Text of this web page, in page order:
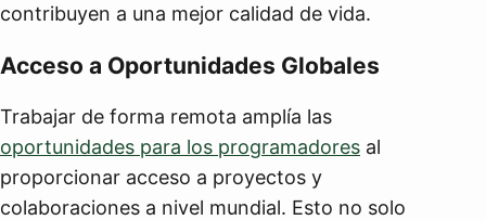
contribuyen a una mejor calidad de vida.
Acceso a Oportunidades Globales
Trabajar de forma remota amplía las
oportunidades para los programadores al
proporcionar acceso a proyectos y
colaboraciones a nivel mundial. Esto no solo